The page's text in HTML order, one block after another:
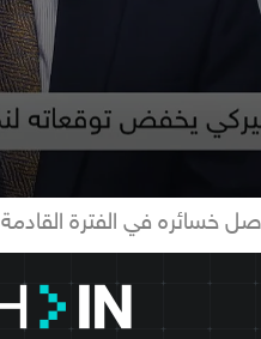
خسائره في الفترة القادمة